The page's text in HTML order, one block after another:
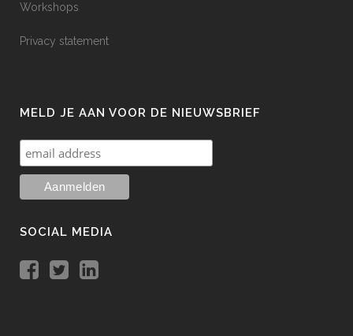
Workshops
Privacy statement
MELD JE AAN VOOR DE NIEUWSBRIEF
SOCIAL MEDIA